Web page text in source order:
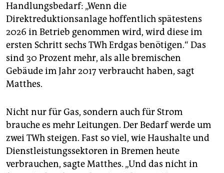
Handlungsbedarf: „Wenn die
Direktreduktionsanlage hoffentlich spätestens
2026 in Betrieb genommen wird, wird diese im
ersten Schritt sechs TWh Erdgas benötigen.“ Das
sind 30 Prozent mehr, als alle bremischen
Gebäude im Jahr 2017 verbraucht haben, sagt
Matthes.
Nicht nur für Gas, sondern auch für Strom
brauche es mehr Leitungen. Der Bedarf werde um
zwei TWh steigen. Fast so viel, wie Haushalte und
Dienstleistungssektoren in Bremen heute
verbrauchen, sagte Matthes. „Und das nicht in